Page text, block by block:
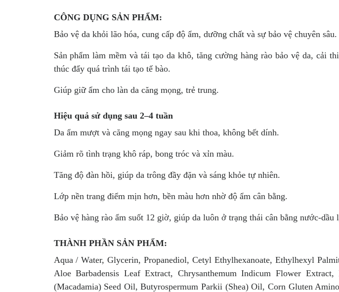
CÔNG DỤNG SẢN PHẨM:
Bảo vệ da khỏi lão hóa, cung cấp độ ẩm, dưỡng chất và sự bảo vệ chuyên sâu.
Sản phẩm làm mềm và tái tạo da khô, tăng cường hàng rào bảo vệ da, cải
thúc đẩy quá trình tái tạo tế bào.
Giúp giữ ẩm cho làn da căng mọng, trẻ trung.
Hiệu quả sử dụng sau 2–4 tuần
Da ẩm mượt và căng mọng ngay sau khi thoa, không bết dính.
Giảm rõ tình trạng khô ráp, bong tróc và xỉn màu.
Tăng độ đàn hồi, giúp da trông đầy đặn và sáng khỏe tự nhiên.
Lớp nền trang điểm mịn hơn, bền màu hơn nhờ độ ẩm cân bằng.
Bảo vệ hàng rào ẩm suốt 12 giờ, giúp da luôn ở trạng thái cân bằng nước-dầu
THÀNH PHẦN SẢN PHẨM:
Aqua / Water, Glycerin, Propanediol, Cetyl Ethylhexanoate, Ethylhexyl
Aloe Barbadensis Leaf Extract, Chrysanthemum Indicum Flower Extract,
(Macadamia) Seed Oil, Butyrospermum Parkii (Shea) Oil, Corn Gluten